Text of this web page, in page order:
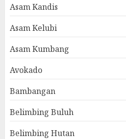
Asam Kandis
Asam Kelubi
Asam Kumbang
Avokado
Bambangan
Belimbing Buluh
Belimbing Hutan